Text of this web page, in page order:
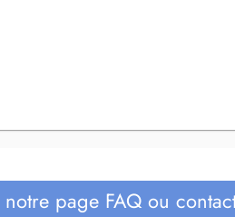
page FAQ ou